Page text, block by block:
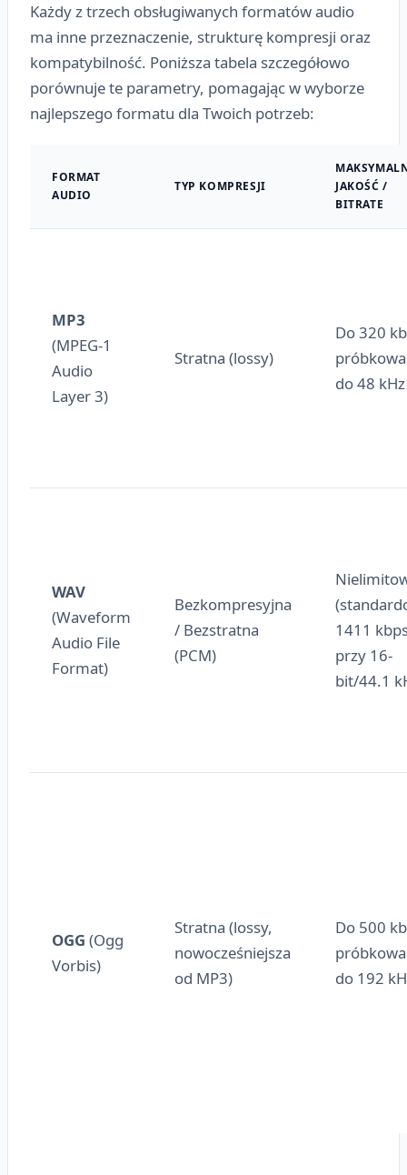
Każdy z trzech obsługiwanych formatów audio
ma inne przeznaczenie, strukturę kompresji oraz
kompatybilność. Poniższa tabela szczegółowo
porównuje te parametry, pomagając w wyborze
najlepszego formatu dla Twoich potrzeb:
FORMAT
AUDIO
TYP KOMPRESJI
JAKOŚĆ /
BITRATE
MP3
(MPEG-1
Audio
Layer 3)
Stratna (lossy)
Do 320
do 48 kHz
WAV
(Waveform
Audio File
Format)
Bezkompresyjna
/ Bezstratna
(PCM)
1411
przy 16-
bit/44.1
OGG (Ogg
Vorbis)
Stratna (lossy,
nowocześniejsza
od MP3)
Do 500
do 192